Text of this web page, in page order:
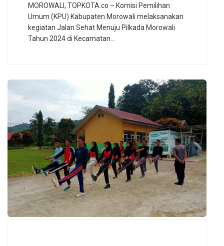
MOROWALI, TOPKOTA.co – Komisi Pemilihan
Umum (KPU) Kabupaten Morowali melaksanakan
kegiatan Jalan Sehat Menuju Pilkada Morowali
Tahun 2024 di Kecamatan…